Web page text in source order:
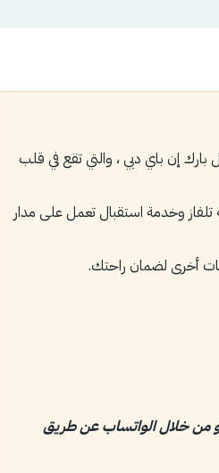
بارك إن باي دبي ، والتي تقع في قلب
وخدمة استقبال تعمل على مدار
أخرى لضمان راحتك.
من خلال الواتساب عن طريق